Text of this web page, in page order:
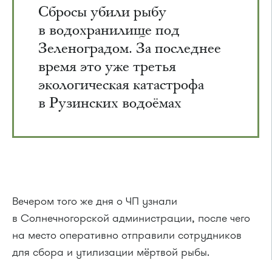
Сбросы убили рыбу
в водохранилище под
Зеленоградом. За последнее
время это уже третья
экологическая катастрофа
в Рузинских водоёмах
Вечером того же дня о ЧП узнали
в Солнечногорской администрации, после чего
на место оперативно отправили сотрудников
для сбора и утилизации мёртвой рыбы.